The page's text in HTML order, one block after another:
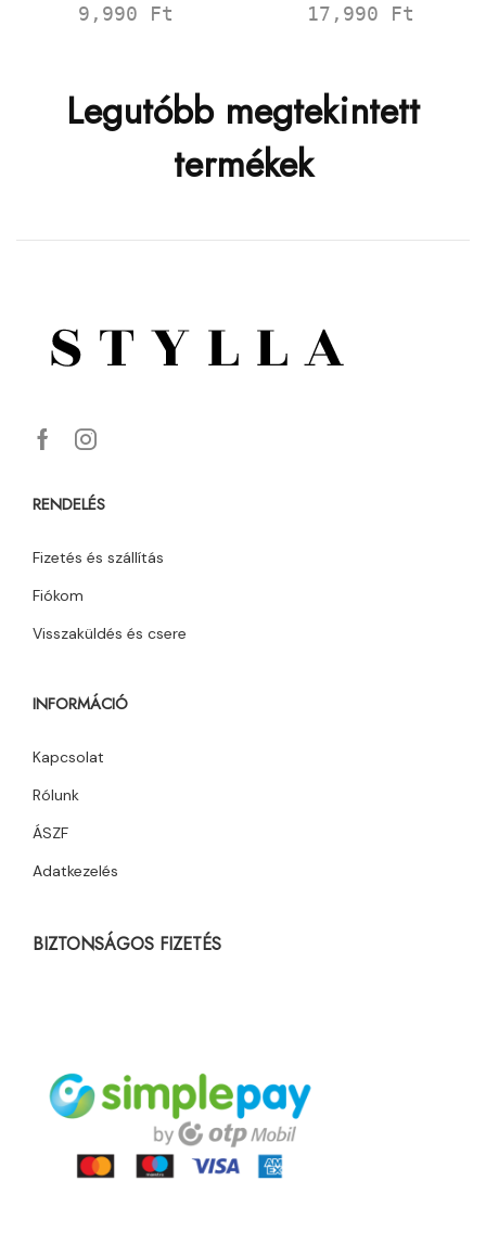
9,990 Ft 17,990 Ft
Legutóbb megtekintett
termékek
RENDELÉS
Fizetés és szállítás
Fiókom
Visszaküldés és csere
INFORMÁCIÓ
Kapcsolat
Rólunk
ÁSZF
Adatkezelés
BIZTONSÁGOS FIZETÉS